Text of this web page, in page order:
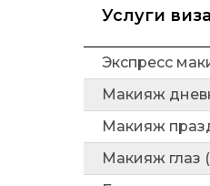
Услуги
Экспресс
Макияж
Макияж
Макияж глаз